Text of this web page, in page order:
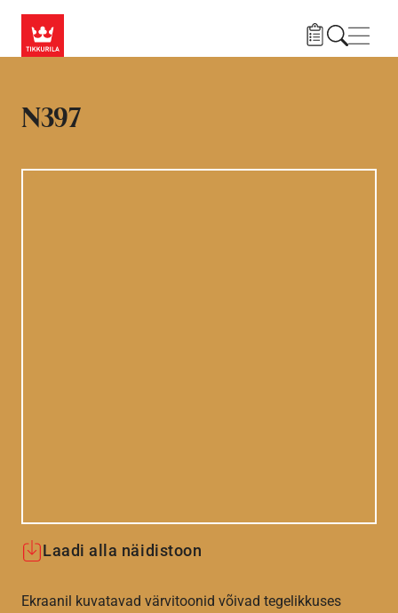
N397
Laadi alla näidistoon
Ekraanil kuvatavad värvitoonid võivad tegelikkuses